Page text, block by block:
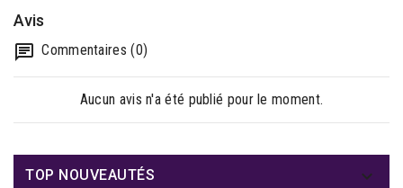
Avis
Commentaires (0)
Aucun avis n'a été publié pour le moment.
TOP NOUVEAUTÉS 